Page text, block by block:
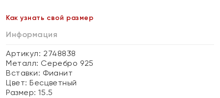
Как узнать свой размер
Информация
Артикул: 2748838
Металл: Серебро 925
Вставки: Фианит
Цвет:Бесцветный
Размер:15.5